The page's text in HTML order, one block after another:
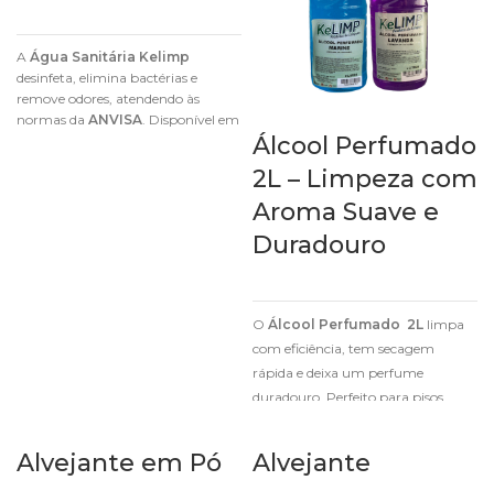
A Água Sanitária Kelimp
desinfeta, elimina bactérias e
remove odores, atendendo às
normas da ANVISA. Disponível em
Álcool Perfumado
2L – Limpeza com
Aroma Suave e
Duradouro
O Álcool Perfumado 2L limpa
com eficiência, tem secagem
rápida e deixa um perfume
duradouro. Perfeito para pisos,
Alvejante em Pó
Alvejante